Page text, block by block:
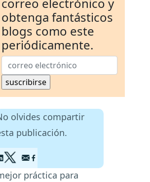
Por lo tanto,
y
verificar sus
Si
antecedentes
práctica para
obtenga fantásticos
blogs como este
periódicamente.
olvides compartir
publicación.